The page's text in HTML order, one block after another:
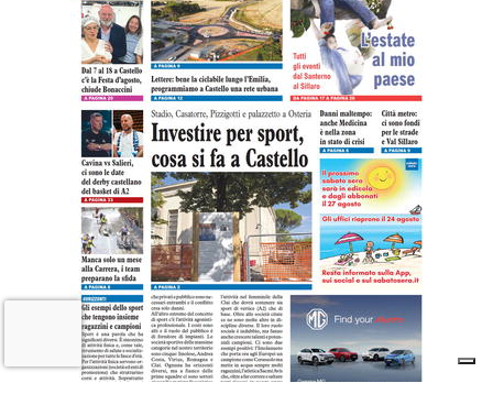
pianura imolese
16 LUGLIO 2026
CRONACA